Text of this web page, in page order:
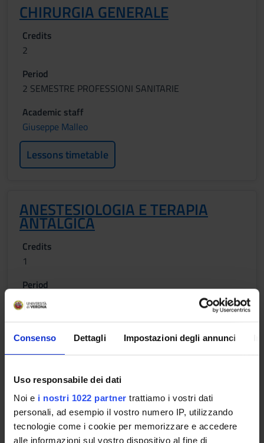
Consenso Dettagli Impostazioni degli annunci
Uso responsabile dei dati
Noi e i nostri 1022 partner trattiamo i vostri dati
personali, ad esempio il vostro numero IP, utilizzando
tecnologie come i cookie per memorizzare e accedere
alle informazioni sul vostro dispositivo al fine di
CHIRURGIA GENERALE
Credits
2
Period
2 SEMESTRE PROFESSIONI SANITARIE
Academic staff
Giuseppe Malleo
Lessons timetable
ANESTESIOLOGIA E TERAPIA
ANTALGICA
Credits
1
Period
2 SEMESTRE PROFESSIONI SANITARIE
Academic staff
Katia Donadello
ORTOPEDIA E TRAUMATOLOGIA